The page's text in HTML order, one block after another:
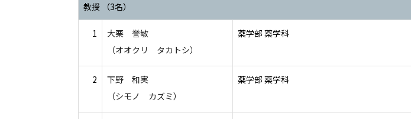
教授 （3名）
1
大栗 誉敏
（オオクリ タカトシ）
薬学部 薬学科
2
下野 和実
（シモノ カズミ）
薬学部 薬学科